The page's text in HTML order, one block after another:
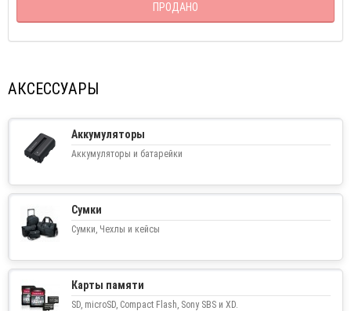
ПРОДАНО
АКСЕССУАРЫ
Аккумуляторы
Аккумуляторы и батарейки
Сумки
Сумки, Чехлы и кейсы
Карты памяти
SD, microSD, Compact Flash, Sony SBS и XD.